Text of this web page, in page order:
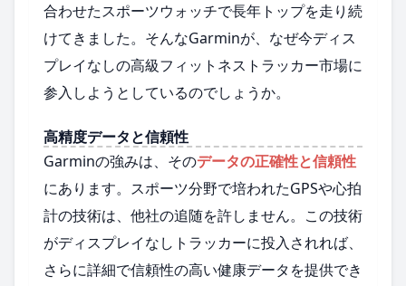
合わせたスポーツウォッチで長年トップを走り続
けてきました。そんなGarminが、なぜ今ディス
プレイなしの高級フィットネストラッカー市場に
参入しようとしているのでしょうか。
高精度データと信頼性
Garminの強みは、そのデータの正確性と信頼性
にあります。スポーツ分野で培われたGPSや心拍
計の技術は、他社の追随を許しません。この技術
がディスプレイなしトラッカーに投入されれば、
さらに詳細で信頼性の高い健康データを提供でき